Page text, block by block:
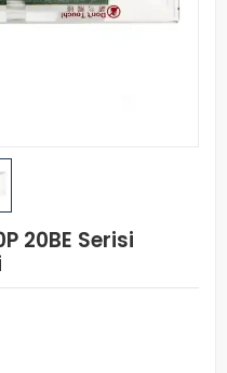
20BE Serisi